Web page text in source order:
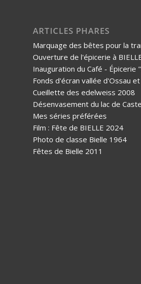
ARTICLES PHARES
Marquage des bêtes pour la
Ouverture de l'épicerie à
Inauguration du Café - Épicerie
Fonds d'écran vallée d'Ossau
Cueillette des edelweiss 2008
Désenvasement du lac de
Mes séries préférées
Film : Fête de BIELLE 2024
Photo de classe Bielle 1964
Fêtes de Bielle 2011